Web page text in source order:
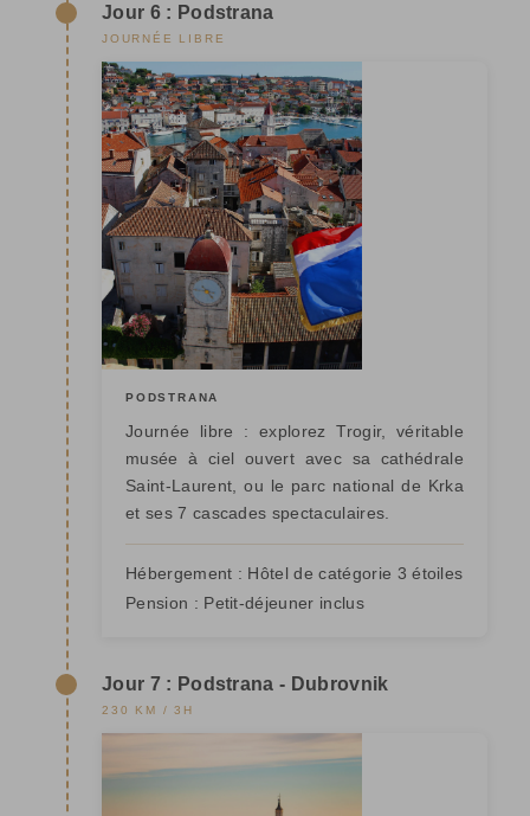
Jour 6 : Podstrana
JOURNÉE LIBRE
PODSTRANA
Journée libre : explorez Trogir, véritable
musée à ciel ouvert avec sa cathédrale
Saint-Laurent, ou le parc national de Krka
et ses 7 cascades spectaculaires.
Hébergement : Hôtel de catégorie 3 étoiles
Pension : Petit-déjeuner inclus
Jour 7 : Podstrana - Dubrovnik
230 KM / 3H